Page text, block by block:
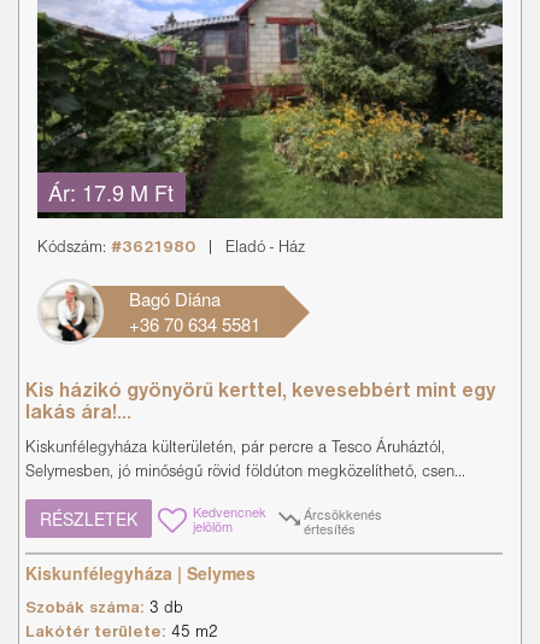
Ár: 17.9 M Ft
Kódszám: #3621980 Eladó - Ház
Bagó Diána
+36 70 634 5581
Kis házikó gyönyörű kerttel, kevesebbért mint egy
lakás ára!...
Kiskunfélegyháza külterületén, pár percre a Tesco Áruháztól,
Selymesben, jó minőségű rövid földúton megközelíthető, csen...
RÉSZLETEK Kedvencnek
jelölöm
Árcsökkenés
értesítés
Kiskunfélegyháza | Selymes
Szobák száma: 3 db
Lakótér területe: 45 m2